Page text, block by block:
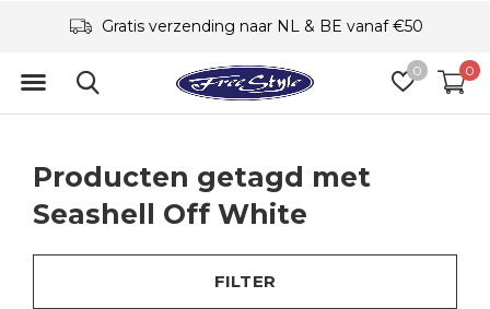
0 0
Gratis verzending naar NL & BE vanaf €50
Producten getagd met
Seashell Off White
FILTER